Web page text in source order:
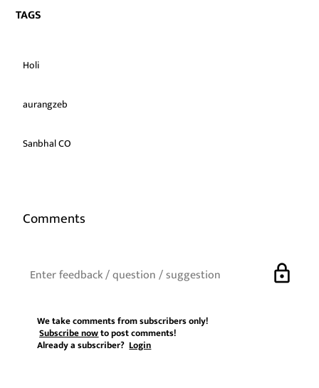
TAGS
Holi
aurangzeb
Sanbhal CO
Comments
lock
We take comments from subscribers only!
Subscribe nowto post comments!
Already a subscriber?Login